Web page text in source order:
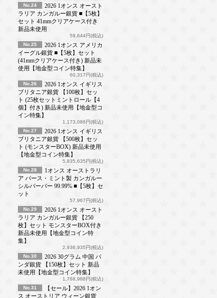
No.24
2026 1オンス オースト
ラリア カンガルー銀貨 ■【5枚】
セット 41mmクリアケース付き
新品未使用
59,644円(税込)
No.25
2026 1オンス アメリカ
イーグル銀貨 ■【5枚】セット
(41mmクリアケース付き) 新品未
使用【地金型コイン特集】
60,317円(税込)
No.26
2026 1オンス イギリス
ブリタニア銀貨 【100枚】セッ
ト (25枚セットミントロール【4
個】付き) 新品未使用【地金型コ
イン特集】
1,173,086円(税込)
No.27
2026 1オンス イギリス
ブリタニア銀貨 【500枚】セッ
ト (モンスターBOX) 新品未使用
【地金型コイン特集】
5,835,635円(税込)
No.28
1オンス オーストラリ
ア パース・ミント製 カンガルー
シルバーバー 99.99% ■【5枚】セ
ット
57,967円(税込)
No.29
2026 1オンス オースト
ラリア カンガルー銀貨 【250
枚】セット モンスターBOX付き
新品未使用【地金型コイン特
集】
2,936,935円(税込)
No.30
2026 30グラム 中国 パ
ンダ銀貨 【150枚】セット 新品
未使用【地金型コイン特集】
1,768,988円(税込)
No.31
【セール】2026 1オン
ス オーストリア ウィーン銀貨